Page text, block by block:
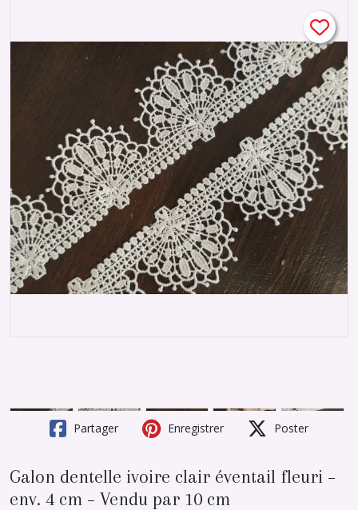
Partager Enregistrer Poster
Galon dentelle ivoire clair éventail fleuri –
env. 4 cm – Vendu par 10 cm